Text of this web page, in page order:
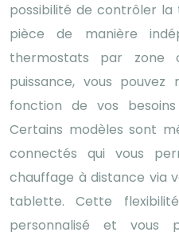
possibilité de contrôler
pièce de manière
thermostats par zone
puissance, vous
fonction de vos
Certains modèles sont
connectés qui vous
chauffage à distance via
tablette. Cette
personnalisé et vous